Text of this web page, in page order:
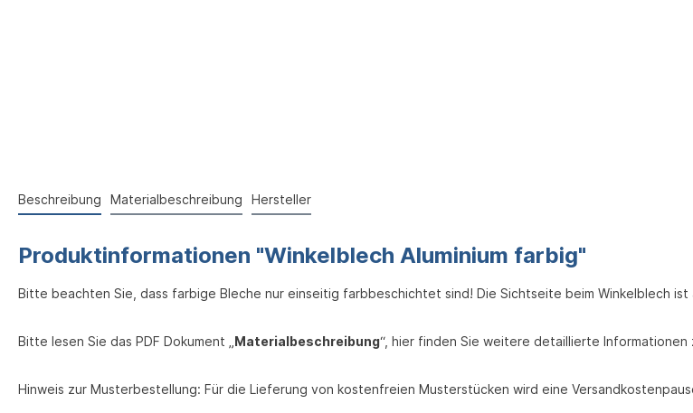
Beschreibung Materialbeschreibung Hersteller
Produktinformationen "Winkelblech Aluminium farbig"
Bitte beachten Sie, dass farbige Bleche nur einseitig farbbeschichtet sind! Die Sichtseite beim Winkelblech
Bitte lesen Sie das PDF Dokument „ Materialbeschreibung“, hier finden Sie weitere detaillierte
Hinweis zur Musterbestellung: Für die Lieferung von kostenfreien Musterstücken wird eine